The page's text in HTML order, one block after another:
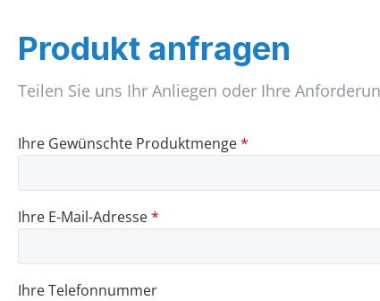
Produkt anfragen
Teilen Sie uns Ihr Anliegen oder Ihre
Ihre Gewünschte Produktmenge*
Ihre E-Mail-Adresse*
Ihre Telefonnummer